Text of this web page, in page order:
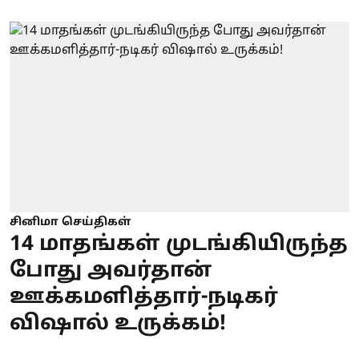
சினிமா செய்திகள்
14 மாதங்கள் முடங்கியிருந்த
போது அவர்தான்
ஊக்கமளித்தார்-நடிகர்
விஷால் உருக்கம்!